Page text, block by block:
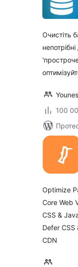
Очистіть
непотрібні
100
Optimize
Core Web
CSS &
Defer CSS
CDN